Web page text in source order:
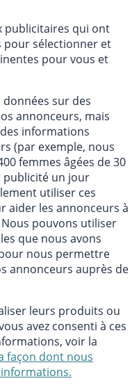
publicitaires qui ont
pour sélectionner et
pour vous et
sur des
annonceurs, mais
informations
(par exemple, nous
femmes âgées de 30
publicité un jour
utiliser ces
aider les annonceurs à
pouvons utiliser
que nous avons
nous permettre
annonceurs auprès de
leurs produits ou
avez consenti à ces
voir la
façon dont nous